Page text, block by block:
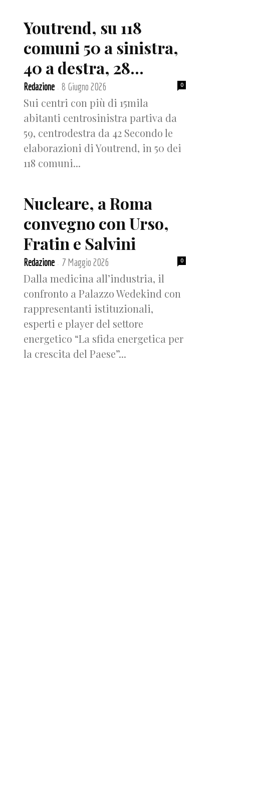
Youtrend, su 118
comuni 50 a sinistra,
40 a destra, 28...
Redazione - 8 Giugno 2026 0
Sui centri con più di 15mila
abitanti centrosinistra partiva da
59, centrodestra da 42 Secondo le
elaborazioni di Youtrend, in 50 dei
118 comuni...
Nucleare, a Roma
convegno con Urso,
Fratin e Salvini
Redazione - 7 Maggio 2026 0
Dalla medicina all’industria, il
confronto a Palazzo Wedekind con
rappresentanti istituzionali,
esperti e player del settore
energetico “La sfida energetica per
la crescita del Paese”...